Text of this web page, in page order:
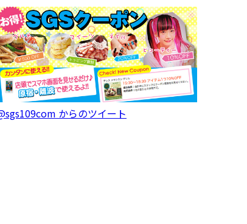
からのツイート